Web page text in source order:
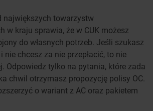
największych towarzystw
w kraju sprawia, że w CUK możesz
do własnych potrzeb. Jeśli szukasz
nie chcesz za nie przepłacić, to nie
Odpowiedz tylko na pytania, które zada
chwil otrzymasz propozycję polisy OC.
o wariant z AC oraz pakietem